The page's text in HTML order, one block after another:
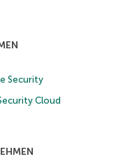
Security
Cloud